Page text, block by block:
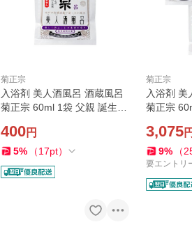
菊正宗
入浴剤 美人酒風呂 酒蔵風呂
菊正宗 60ml 1袋 父親 誕生日
ギフト 暑中見舞い
400円
5% （17pt）
菊正宗
入浴剤 美
菊正宗
夏ギフト
3,075円
9% （
要エントリ